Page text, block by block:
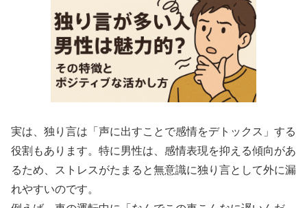
実は、独り言は「声に出すことで感情をデトックス」する
役割もあります。特に男性は、感情表現を抑える傾向があ
るため、ストレスがたまると無意識に独り言として外に漏
れやすいのです。